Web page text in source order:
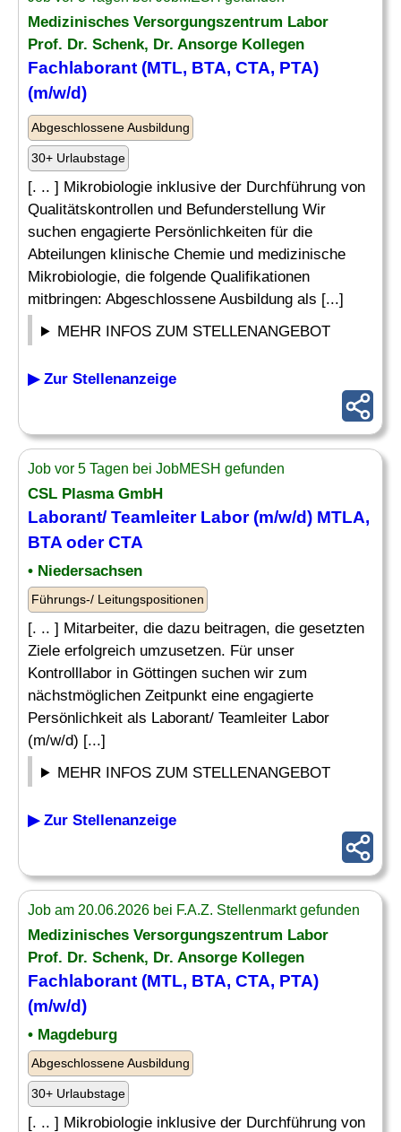
Medizinisches Versorgungszentrum Labor
Prof. Dr. Schenk, Dr. Ansorge Kollegen
Fachlaborant (MTL, BTA, CTA, PTA)
(m/w/d)
Abgeschlossene Ausbildung
30+ Urlaubstage
[. .. ] Mikrobiologie inklusive der Durchführung von
Qualitätskontrollen und Befunderstellung Wir
suchen engagierte Persönlichkeiten für die
Abteilungen klinische Chemie und medizinische
Mikrobiologie, die folgende Qualifikationen
mitbringen: Abgeschlossene Ausbildung als [...]
MEHR INFOS ZUM STELLENANGEBOT
▶ Zur Stellenanzeige
Job vor 5 Tagen bei JobMESH gefunden
CSL Plasma GmbH
Laborant/ Teamleiter Labor (m/w/d) MTLA,
BTA oder CTA
• Niedersachsen
Führungs-/ Leitungspositionen
[. .. ] Mitarbeiter, die dazu beitragen, die gesetzten
Ziele erfolgreich umzusetzen. Für unser
Kontrolllabor in Göttingen suchen wir zum
nächstmöglichen Zeitpunkt eine engagierte
Persönlichkeit als Laborant/ Teamleiter Labor
(m/w/d) [...]
MEHR INFOS ZUM STELLENANGEBOT
▶ Zur Stellenanzeige
Job am 20.06.2026 bei F.A.Z. Stellenmarkt gefunden
Medizinisches Versorgungszentrum Labor
Prof. Dr. Schenk, Dr. Ansorge Kollegen
Fachlaborant (MTL, BTA, CTA, PTA)
(m/w/d)
• Magdeburg
Abgeschlossene Ausbildung
30+ Urlaubstage
[. .. ] Mikrobiologie inklusive der Durchführung von